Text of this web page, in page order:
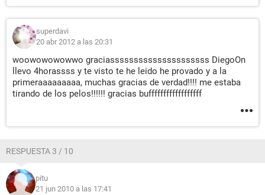
superdavi
20 abr 2012 a las 20:31
woowowowowwo graciasssssssssssssssssssss DiegoOn
llevo 4horassss y te visto te he leido he provado y a la
primeraaaaaaaaa, muchas gracias de verdad!!!! me estaba
tirando de los pelos!!!!!! gracias buffffffffffffffffff
RESPUESTA 3 / 10
pitu
21 jun 2010 a las 17:41